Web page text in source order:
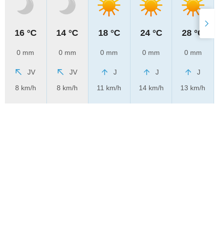
16 °C
0 mm
JV
8 km/h
14 °C
0 mm
JV
8 km/h
18 °C
0 mm
J
11 km/h
24 °C
0 mm
J
14 km/h
28 °C
0 mm
J
13 km/h